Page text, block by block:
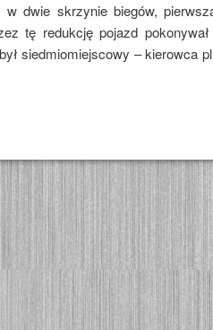
w dwie skrzynie biegów,
tę redukcję pojazd
siedmiomiejscowy – kierowca